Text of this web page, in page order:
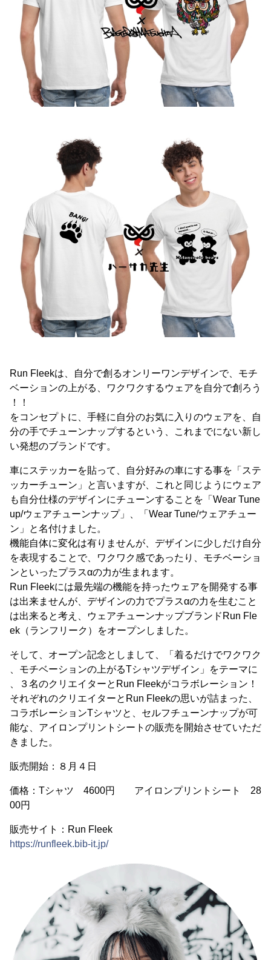
Run Fleekは、自分で創るオンリーワンデザインで、モチ
ベーションの上がる、ワクワクするウェアを自分で創ろう
！！
をコンセプトに、手軽に自分のお気に入りのウェアを、自
分の手でチューンナップするという、これまでにない新し
い発想のブランドです。
車にステッカーを貼って、自分好みの車にする事を「ステ
ッカーチューン」と言いますが、これと同じようにウェア
も自分仕様のデザインにチューンすることを「Wear Tune
up/ウェアチューンナップ」、「Wear Tune/ウェアチュー
ン」と名付けました。
機能自体に変化は有りませんが、デザインに少しだけ自分
を表現することで、ワクワク感であったり、モチベーショ
ンといったプラスαの力が生まれます。
Run Fleekには最先端の機能を持ったウェアを開発する事
は出来ませんが、デザインの力でプラスαの力を生むこと
は出来ると考え、ウェアチューンナップブランドRun Fle
ek（ランフリーク）をオープンしました。
そして、オープン記念としまして、「着るだけでワクワク
、モチベーションの上がるTシャツデザイン」をテーマに
、３名のクリエイターとRun Fleekがコラボレーション！
それぞれのクリエイターとRun Fleekの思いが詰まった、
コラボレーションTシャツと、セルフチューンナップが可
能な、アイロンプリントシートの販売を開始させていただ
きました。
販売開始：８月４日
価格：Tシャツ 4600円 アイロンプリントシート 28
00円
販売サイト：Run Fleek
https://runfleek.bib-it.jp/